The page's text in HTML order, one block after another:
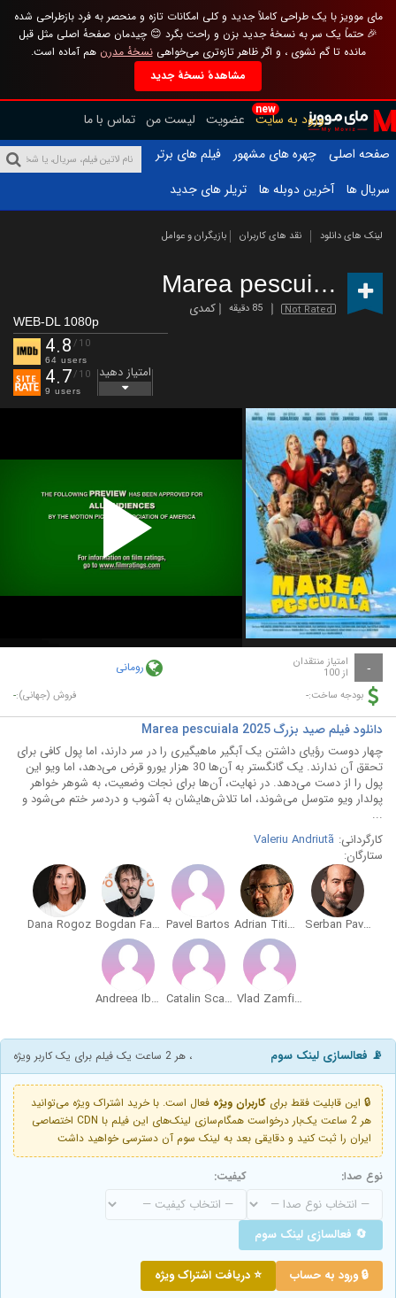
مای موویز با یک طراحی کاملاً جدید و کلی امکانات تازه و منحصر به فرد بازطراحی شده
🎉 حتماً یک سر به نسخهٔ جدید بزن و راحت بگرد 😊 چیدمان صفحهٔ اصلی مثل قبل
مانده تا گم نشوی ، و اگر ظاهر تازه‌تری می‌خواهینسخهٔ مدرن هم آماده است.
مشاهدهٔ نسخهٔ جدید
new
ورود به سایت عضویت لیست من تماس با ما
صفحه اصلی
چهره های مشهور
فیلم های برتر
سریال ها
آخرین دوبله ها تریلر های جدید
لینک های دانلود نقد های کاربران بازیگران و عوامل
Marea pescuiala
Not Rated 85 دقیقه کمدی
WEB-DL 1080p
4.8 /10
64 users
4.7/10
9 users
امتیاز دهید
Play
Video
- امتیاز منتقدان
از 100 رومانی
بودجه ساخت:- فروش (جهانی):-
دانلود فیلم صید بزرگ Marea pescuiala 2025
چهار دوست رؤیای داشتن یک آبگیر ماهیگیری را در سر دارند، اما پول کافی برای
تحقق آن ندارند. یک گانگستر به آن‌ها 30 هزار یورو قرض می‌دهد، اما ویو این
پول را از دست می‌دهد. در نهایت، آن‌ها برای نجات وضعیت، به شوهر خواهر
پولدار ویو متوسل می‌شوند، اما تلاش‌هایشان به آشوب و دردسر ختم می‌شود و
...
کارگردانی: Valeriu Andriutã
ستارگان:
Serban Pavlu
Adrian Titieni
Pavel Bartos
Bogdan Farcas
Dana Rogoz
Vlad Zamfirescu
Catalin Scarlatescu
Andreea Ibacka
📡 فعالسازی لینک سوم ، هر 2 ساعت یک فیلم برای یک کاربر ویژه
🔒 این قابلیت فقط برای کاربران ویژه فعال است. با خرید اشتراک ویژه می‌توانید
هر 2 ساعت یک‌بار درخواست همگام‌سازی لینک‌های این فیلم با CDN اختصاصی
ایران را ثبت کنید و دقایقی بعد به لینک سوم آن دسترسی خواهید داشت
نوع صدا: کیفیت:
🔄 فعالسازی لینک سوم
🔒 ورود به حساب ⭐ دریافت اشتراک ویژه